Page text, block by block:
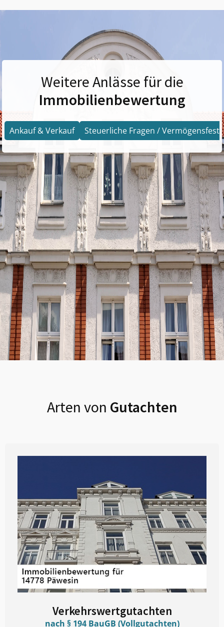
Weitere Anlässe für die
Immobilienbewertung
Ankauf & Verkauf Steuerliche Fragen /
Arten von Gutachten
Verkehrswertgutachten
nach § 194 BauGB (Vollgutachten)